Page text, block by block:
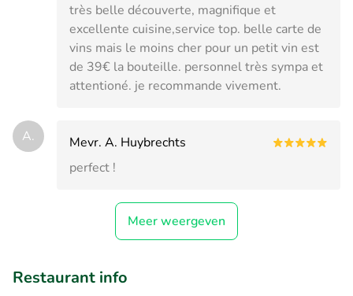
très belle découverte, magnifique et
excellente cuisine,service top. belle carte de
vins mais le moins cher pour un petit vin est
de 39€ la bouteille. personnel très sympa et
attentioné. je recommande vivement.
A.
Mevr. A. Huybrechts
perfect !
Meer weergeven
Restaurant info